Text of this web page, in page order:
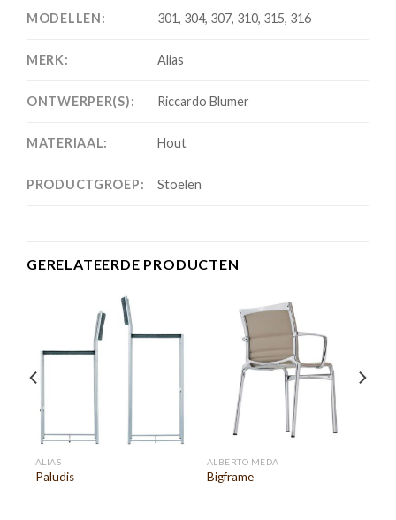
MODELLEN: 301, 304, 307, 310, 315, 316
MERK: Alias
ONTWERPER(S): Riccardo Blumer
MATERIAAL: Hout
PRODUCTGROEP: Stoelen
GERELATEERDE PRODUCTEN
ALIAS
Paludis
ALBERTO MEDA
Bigframe